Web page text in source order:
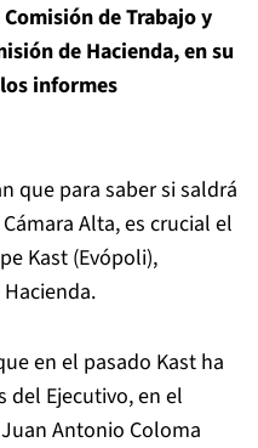
de Trabajo y
de Hacienda, en su
informes
que para saber si saldrá
Alta, es crucial el
Kast (Evópoli),
en el pasado Kast ha
Ejecutivo, en el
Antonio Coloma